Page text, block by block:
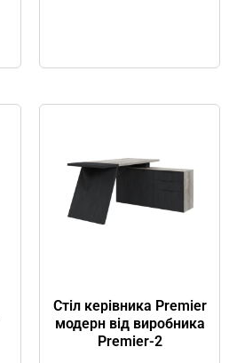
Стіл керівника Premier
модерн від виробника
Premier-2